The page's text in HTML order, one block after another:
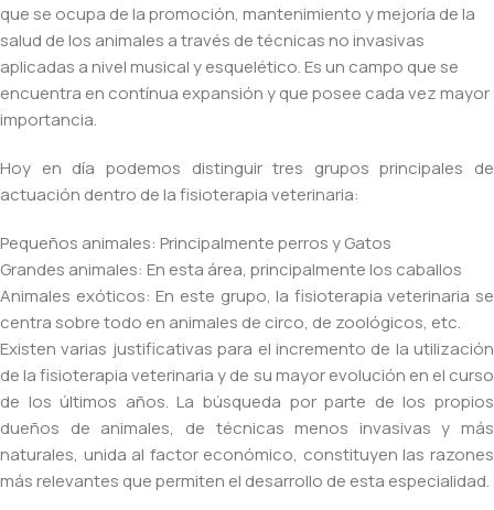
que se ocupa de la promoción, mantenimiento y mejoría de la
salud de los animales a través de técnicas no invasivas
aplicadas a nivel musical y esquelético. Es un campo que se
encuentra en contínua expansión y que posee cada vez mayor
importancia.
Hoy en día podemos distinguir tres grupos principales de
actuación dentro de la fisioterapia veterinaria:
Pequeños animales: Principalmente perros y Gatos
Grandes animales: En esta área, principalmente los caballos
Animales exóticos: En este grupo, la fisioterapia veterinaria se
centra sobre todo en animales de circo, de zoológicos, etc.
Existen varias justificativas para el incremento de la utilización
de la fisioterapia veterinaria y de su mayor evolución en el curso
de los últimos años. La búsqueda por parte de los propios
dueños de animales, de técnicas menos invasivas y más
naturales, unida al factor económico, constituyen las razones
más relevantes que permiten el desarrollo de esta especialidad.